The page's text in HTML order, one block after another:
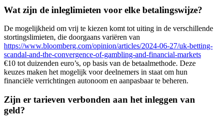
Wat zijn de inleglimieten voor elke betalingswijze?
De mogelijkheid om vrij te kiezen komt tot uiting in de verschillende
stortingslimieten, die doorgaans variëren van
https://www.bloomberg.com/opinion/articles/2024-06-27/uk-betting-
scandal-and-the-convergence-of-gambling-and-financial-markets
€10 tot duizenden euro’s, op basis van de betaalmethode. Deze
keuzes maken het mogelijk voor deelnemers in staat om hun
financiële verrichtingen autonoom en aanpasbaar te beheren.
Zijn er tarieven verbonden aan het inleggen van
geld?